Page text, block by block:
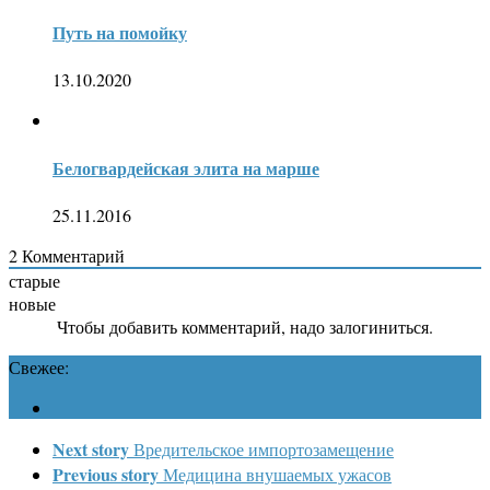
Путь на помойку
13.10.2020
Белогвардейская элита на марше
25.11.2016
2Комментарий
старые
новые
Чтобы добавить комментарий, надо залогиниться.
Свежее:
Next storyВредительское импортозамещение
Previous storyМедицина внушаемых ужасов